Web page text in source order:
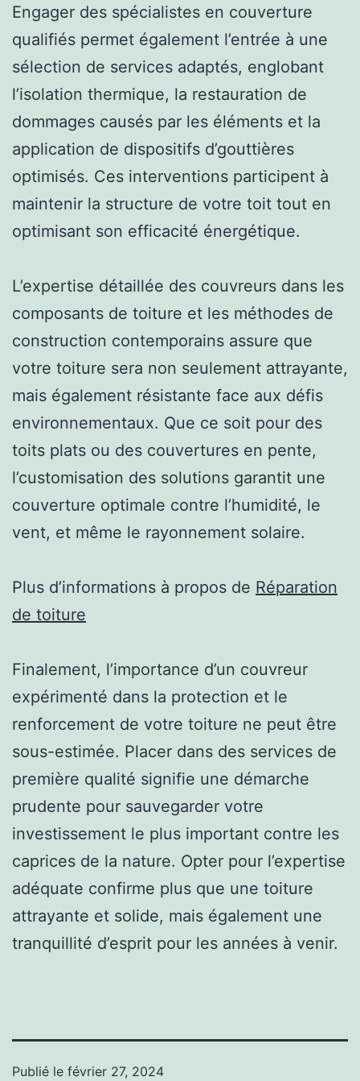
Engager des spécialistes en couverture
qualifiés permet également l’entrée à une
sélection de services adaptés, englobant
l’isolation thermique, la restauration de
dommages causés par les éléments et la
application de dispositifs d’gouttières
optimisés. Ces interventions participent à
maintenir la structure de votre toit tout en
optimisant son efficacité énergétique.
L’expertise détaillée des couvreurs dans les
composants de toiture et les méthodes de
construction contemporains assure que
votre toiture sera non seulement attrayante,
mais également résistante face aux défis
environnementaux. Que ce soit pour des
toits plats ou des couvertures en pente,
l’customisation des solutions garantit une
couverture optimale contre l’humidité, le
vent, et même le rayonnement solaire.
Plus d’informations à propos de Réparation
de toiture
Finalement, l’importance d’un couvreur
expérimenté dans la protection et le
renforcement de votre toiture ne peut être
sous-estimée. Placer dans des services de
première qualité signifie une démarche
prudente pour sauvegarder votre
investissement le plus important contre les
caprices de la nature. Opter pour l’expertise
adéquate confirme plus que une toiture
attrayante et solide, mais également une
tranquillité d’esprit pour les années à venir.
Publié le février 27, 2024